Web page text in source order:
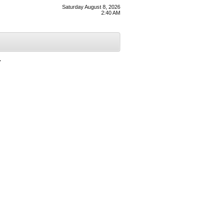
Saturday August 8, 2026
2:40 AM